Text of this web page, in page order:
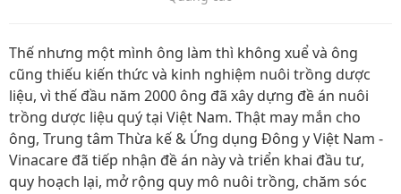
Thế nhưng một mình ông làm thì không xuể và ông
cũng thiếu kiến thức và kinh nghiệm nuôi trồng dược
liệu, vì thế đầu năm 2000 ông đã xây dựng đề án nuôi
trồng dược liệu quý tại Việt Nam. Thật may mắn cho
ông, Trung tâm Thừa kế & Ứng dụng Đông y Việt Nam -
Vinacare đã tiếp nhận đề án này và triển khai đầu tư,
quy hoạch lại, mở rộng quy mô nuôi trồng, chăm sóc